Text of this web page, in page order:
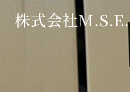
株式会社M.S.E.